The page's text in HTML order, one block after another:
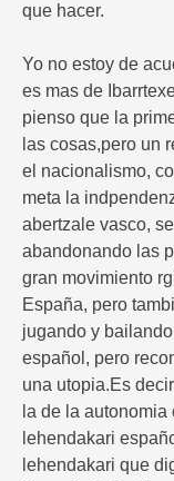
que hacer.
Yo no estoy de
es mas de
pienso que la
las cosas,pero un
el nacionalismo,
meta la
abertzale vasco,
abandonando las
gran movimiento
España, pero
jugando y
español, pero
una utopia.Es
la de la
lehendakari
lehendakari que